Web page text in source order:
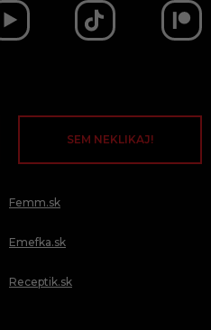
SEM NEKLIKAJ!
Femm.sk
Emefka.sk
Receptik.sk